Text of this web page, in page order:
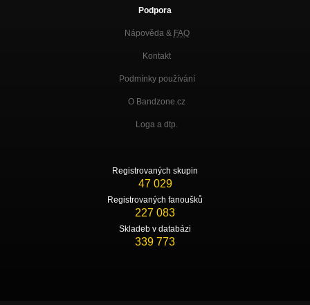
Podpora
Nápověda & FAQ
Kontakt
Podmínky používání
O Bandzone.cz
Loga a dtp.
Registrovaných skupin
47 029
Registrovaných fanoušků
227 083
Skladeb v databázi
339 773